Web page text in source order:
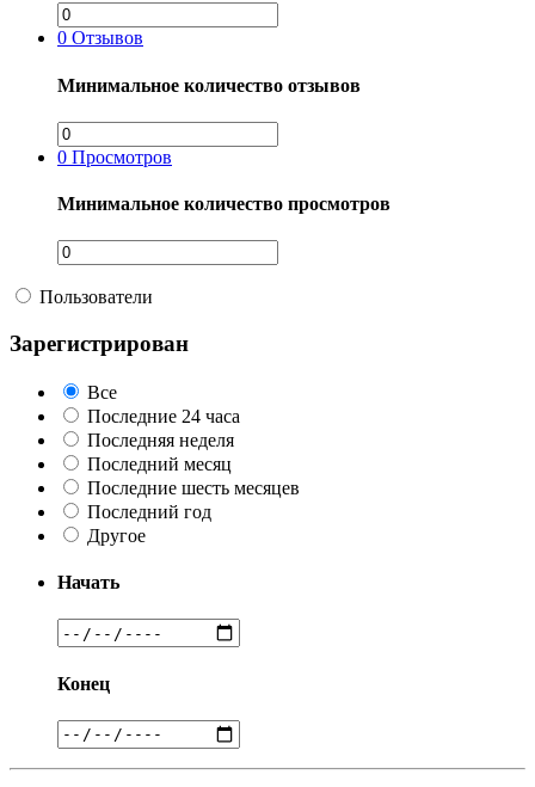
0 Отзывов
Минимальное количество отзывов
0 Просмотров
Минимальное количество просмотров
Пользователи
Зарегистрирован
Все
Последние 24 часа
Последняя неделя
Последний месяц
Последние шесть месяцев
Последний год
Другое
Начать
Конец